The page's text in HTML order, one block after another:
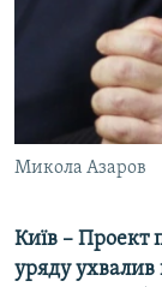
СПЕЦПРОЄКТИ
ПОДКАСТИ
УКР
КТАТ
Микола Азаров
Київ – Проект
уряду ухвалив